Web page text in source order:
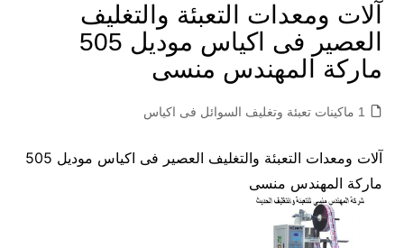
آلات ومعدات التعبئة والتغليف
العصير فى اكياس موديل 505
ماركة المهندس منسى
1 ماكينات تعبئة وتغليف السوائل فى اكياس
آلات ومعدات التعبئة والتغليف العصير فى اكياس موديل 505
ماركة المهندس منسى